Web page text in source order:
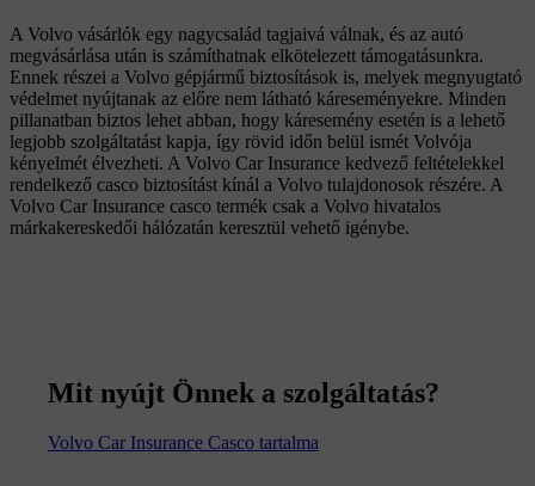
A Volvo vásárlók egy nagycsalád tagjaivá válnak, és az autó
megvásárlása után is számíthatnak elkötelezett támogatásunkra.
Ennek részei a Volvo gépjármű biztosítások is, melyek megnyugtató
védelmet nyújtanak az előre nem látható káreseményekre. Minden
pillanatban biztos lehet abban, hogy káresemény esetén is a lehető
legjobb szolgáltatást kapja, így rövid időn belül ismét Volvója
kényelmét élvezheti. A Volvo Car Insurance kedvező feltételekkel
rendelkező casco biztosítást kínál a Volvo tulajdonosok részére. A
Volvo Car Insurance casco termék csak a Volvo hivatalos
márkakereskedői hálózatán keresztül vehető igénybe.
Mit nyújt Önnek a szolgáltatás?
Volvo Car Insurance Casco tartalma